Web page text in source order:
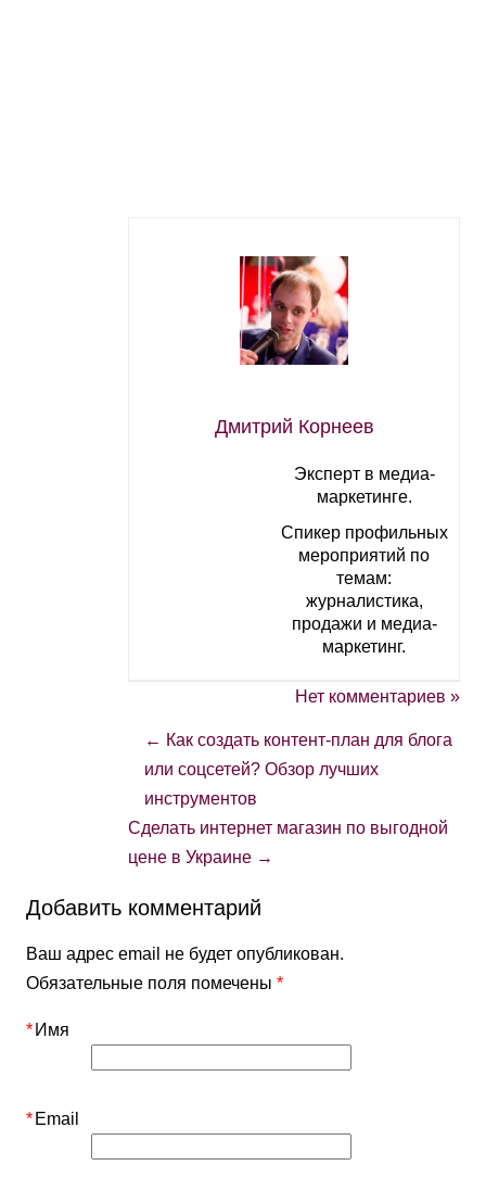
Дмитрий Корнеев
Эксперт в медиа-
маркетинге.
Спикер профильных
мероприятий по
темам:
журналистика,
продажи и медиа-
маркетинг.
Нет комментариев »
← Как создать контент-план для блога
или соцсетей? Обзор лучших
инструментов
Сделать интернет магазин по выгодной
цене в Украине →
Добавить комментарий
Ваш адрес email не будет опубликован.
Обязательные поля помечены*
Имя
*
Email
*